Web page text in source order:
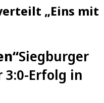
„Eins mit
Siegburger
Erfolg in